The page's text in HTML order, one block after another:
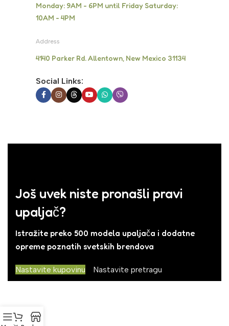
Monday: 9AM - 6PM until Friday Saturday:
10AM - 4PM
Address
4140 Parker Rd. Allentown, New Mexico 31134
Social Links:
Još uvek niste pronašli pravi
upaljač?
Istražite preko 500 modela upaljača i dodatne
opreme poznatih svetskih brendova
Nastavite kupovinu Nastavite pretragu